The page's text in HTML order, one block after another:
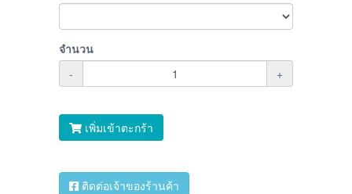
จำนวน
-
+
เพิ่มเข้าตะกร้า
ติดต่อเจ้าของร้านค้า